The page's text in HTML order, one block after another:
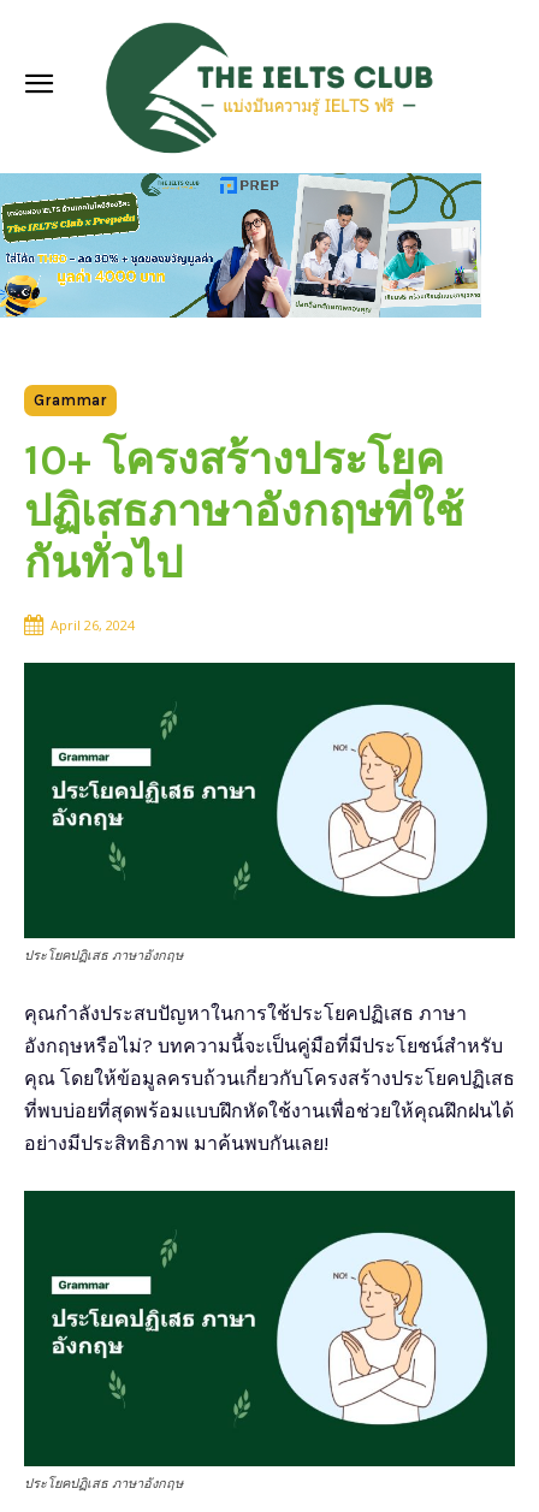
Grammar
10+ โครงสร้างประโยค
ปฏิเสธภาษาอังกฤษที่ใช้
กันทั่วไป
April 26, 2024
ประโยคปฏิเสธ ภาษาอังกฤษ
คุณกำลังประสบปัญหาในการใช้ประโยคปฏิเสธ ภาษา
อังกฤษหรือไม่? บทความนี้จะเป็นคู่มือที่มีประโยชน์สำหรับ
คุณ โดยให้ข้อมูลครบถ้วนเกี่ยวกับโครงสร้างประโยคปฏิเสธ
ที่พบบ่อยที่สุดพร้อมแบบฝึกหัดใช้งานเพื่อช่วยให้คุณฝึกฝนได้
อย่างมีประสิทธิภาพ มาค้นพบกันเลย!
ประโยคปฏิเสธ ภาษาอังกฤษ